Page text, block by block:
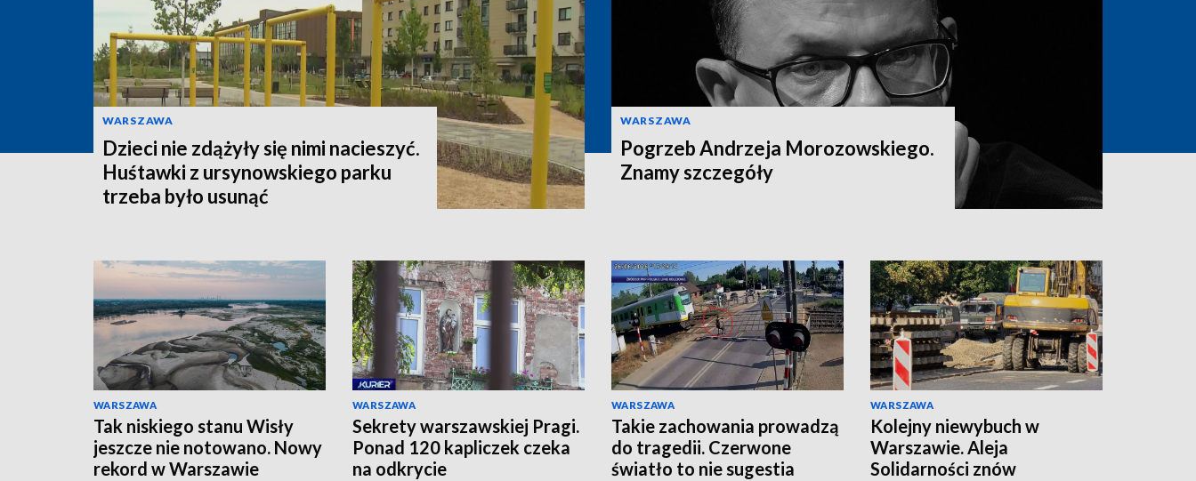
WARSZAWA
Dzieci nie zdążyły się nimi nacieszyć.
Huśtawki z ursynowskiego parku
trzeba było usunąć
WARSZAWA
Pogrzeb Andrzeja Morozowskiego.
Znamy szczegóły
WARSZAWA
Tak niskiego stanu Wisły
jeszcze nie notowano. Nowy
rekord w Warszawie
WARSZAWA
Sekrety warszawskiej Pragi.
Ponad 120 kapliczek czeka
na odkrycie
WARSZAWA
Takie zachowania prowadzą
do tragedii. Czerwone
światło to nie sugestia
WARSZAWA
Kolejny niewybuch w
Warszawie. Aleja
Solidarności znów